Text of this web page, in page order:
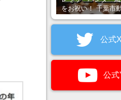
をお祝い！ 千葉市
公式
公式